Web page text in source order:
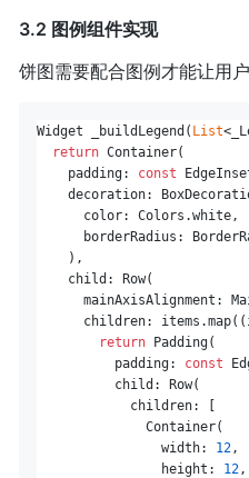
3.2 图例组件实现
饼图需要配合图例才能让用
Widget _buildLegend( List
return Container(
    padding:
const
decoration:
      color: Colors.white,
borderRadius:
    ),
    child: Row(
mainAxisAlignment:
children:
return Padding(
          padding:
const
          child: Row(
            children: [
              Container(
                width:
12,
                height:
12,